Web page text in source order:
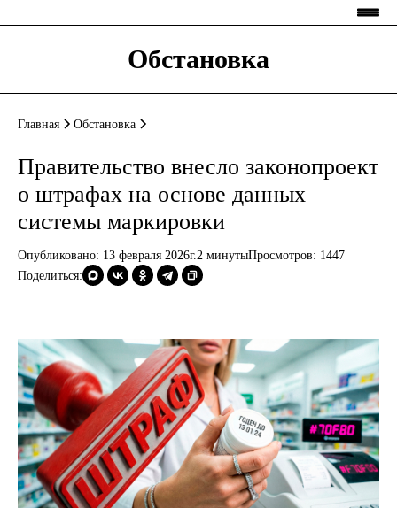
Обстановка
Главная Обстановка
Правительство внесло законопроект
о штрафах на основе данных
системы маркировки
Опубликовано: 13 февраля 2026г.2 минутыПросмотров: 1447
Поделиться: